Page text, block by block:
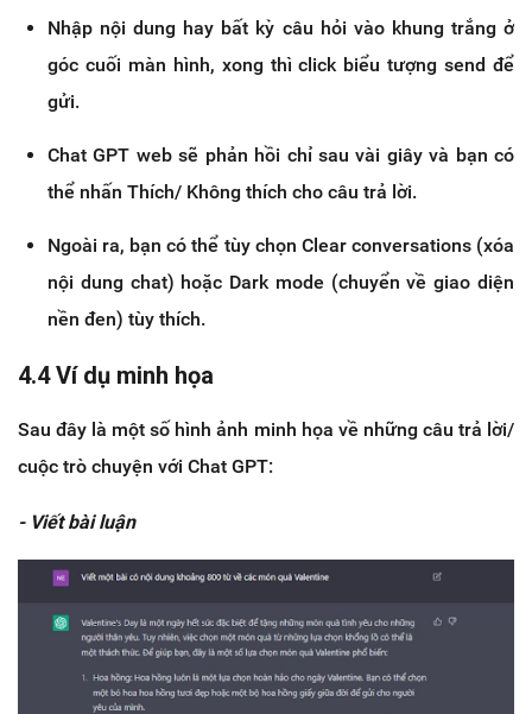
Nhập nội dung hay bất kỳ câu hỏi vào khung trắng ở
góc cuối màn hình, xong thì click biểu tượng send để
gửi.
Chat GPT web sẽ phản hồi chỉ sau vài giây và bạn có
thể nhấn Thích/ Không thích cho câu trả lời.
Ngoài ra, bạn có thể tùy chọn Clear conversations (xóa
nội dung chat) hoặc Dark mode (chuyển về giao diện
nền đen) tùy thích.
4.4 Ví dụ minh họa
Sau đây là một số hình ảnh minh họa về những câu trả lời/
cuộc trò chuyện với Chat GPT:
- Viết bài luận